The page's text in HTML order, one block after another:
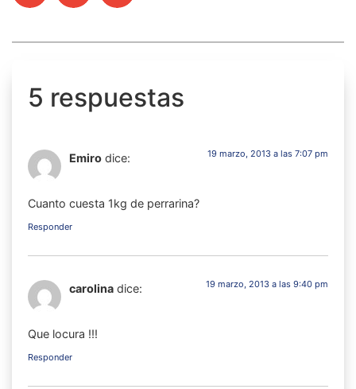
5 respuestas
Emiro dice: 19 marzo, 2013 a las 7:07 pm
Cuanto cuesta 1kg de perrarina?
Responder
carolina dice: 19 marzo, 2013 a las 9:40 pm
Que locura !!!
Responder